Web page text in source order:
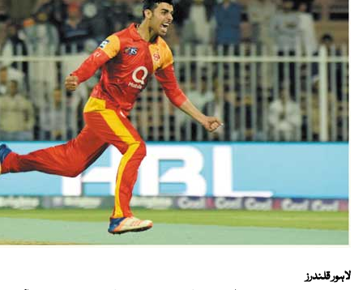
لاہور قلندرز